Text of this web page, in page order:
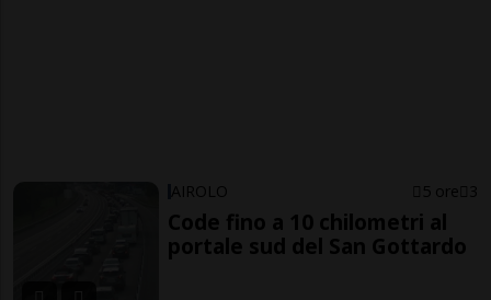
AIROLO 5 ore 3
Code fino a 10 chilometri al
portale sud del San Gottardo